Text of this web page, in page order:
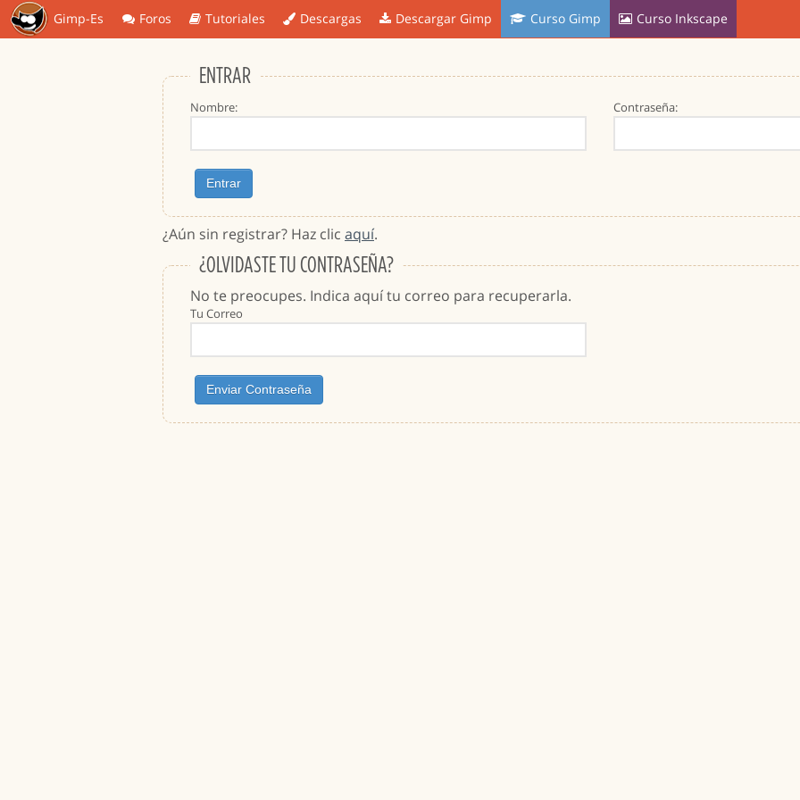
Gimp-Es Foros Tutoriales Descargas Descargar Gimp Curso Gimp Curso Inkscape
ENTRAR
Nombre: Contraseña:
¿Aún sin registrar? Haz clic aquí.
¿OLVIDASTE TU CONTRASEÑA?
No te preocupes. Indica aquí tu correo para recuperarla.
Tu Correo